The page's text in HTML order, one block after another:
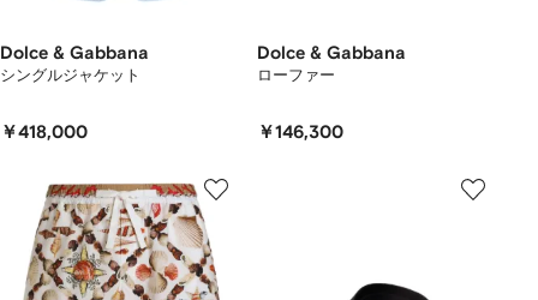
Dolce & Gabbana
シングルジャケット
￥418,000
Dolce & Gabbana
ローファー
￥146,300